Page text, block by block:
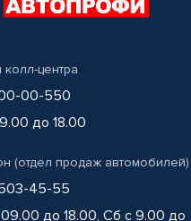
центра
00-550
до 18.00
(отдел продаж автомобилей)
45-55
до 18.00, Сб с 9.00 до